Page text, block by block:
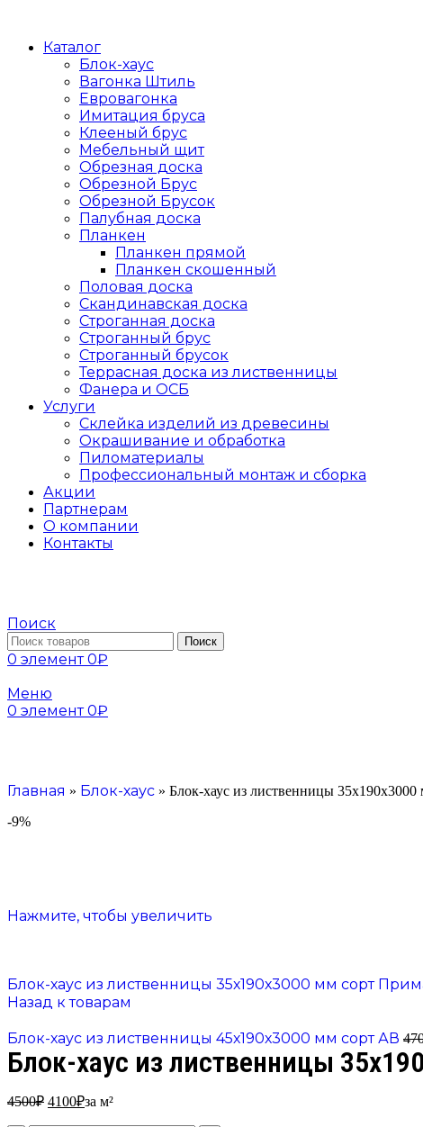
Каталог
Блок-хаус
Вагонка Штиль
Евровагонка
Имитация бруса
Клееный брус
Мебельный щит
Обрезная доска
Обрезной Брус
Обрезной Брусок
Палубная доска
Планкен
Планкен прямой
Планкен скошенный
Половая доска
Скандинавская доска
Строганная доска
Строганный брус
Строганный брусок
Террасная доска из лиственницы
Фанера и ОСБ
Услуги
Склейка изделий из древесины
Окрашивание и обработка
Пиломатериалы
Профессиональный монтаж и сборка
Акции
Партнерам
О компании
Контакты
Поиск
Поиск
0 элемент 0₽
Меню
0 элемент 0₽
Главная » Блок-хаус » Блок-хаус из лиственницы 35х190х3000
-9%
Нажмите, чтобы увеличить
Блок-хаус из лиственницы 35х190х3000 мм сорт
Назад к товарам
Блок-хаус из лиственницы 45х190х3000 мм сорт АВ
Блок-хаус из лиственницы
4500₽ 4100₽за м²